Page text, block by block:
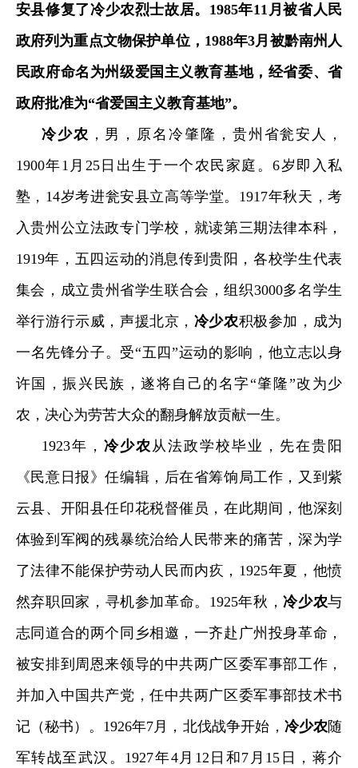
安县修复了冷少农烈士故居。1985年11月被省人民
政府列为重点文物保护单位，1988年3月被黔南州人
民政府命名为州级爱国主义教育基地，经省委、省
政府批准为“省爱国主义教育基地”。
冷少农 ，男，原名冷肇隆，贵州省瓮安人，
1900年1 月 25日出生于一个农民家庭。6岁即入私
塾， 14岁考进瓮安县立高等学堂。 1917年秋天，考
入贵州公立法政专门学校，就读第三期法律本科，
1919年，五四运动的消息传到贵阳，各校学生代表
集会，成立贵州省学生联合会，组织3000多名学生
举行游行示威，声援北京， 冷少农积极参加，成为
一名先锋分子。受“五四”运动的影响，他立志以身
许国，振兴民族，遂将自己的名字“肇隆”改为少
农，决心为劳苦大众的翻身解放贡献一生。
1923年， 冷少农 从法政学校毕业，先在贵阳
《民意日报》任编辑，后在省筹饷局工作，又到紫
云县、开阳县任印花税督催员，在此期间，他深刻
体验到军阀的残暴统治给人民带来的痛苦，深为学
了法律不能保护劳动人民而内疚， 1925年夏，他愤
然弃职回家，寻机参加革命。 1925年秋，冷少农与
志同道合的两个同乡相邀，一齐赴广州投身革命，
被安排到周恩来领导的中共两广区委军事部工作，
并加入中国共产党，任中共两广区委军事部技术书
记（秘书）。 1926年7 月，北伐战争开始， 冷少农随
军转战至武汉。 1927年4月 12 日和7 月 15 日，蒋介